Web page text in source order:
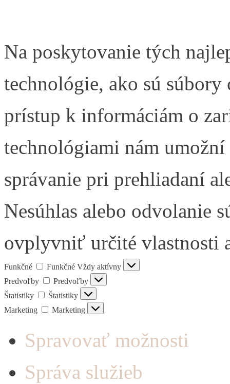
Na poskytovanie tých
technológie, ako sú súbory
prístup k informáciám o
technológiami nám
správanie pri prehliadaní
Nesúhlas alebo odvolanie
ovplyvniť určité vlastnosti
Funkčné Funkčné Vždy aktívny
Predvoľby
Predvoľby
Štatistiky
Štatistiky
Marketing
Marketing
Spravovať možnosti
Správa služieb